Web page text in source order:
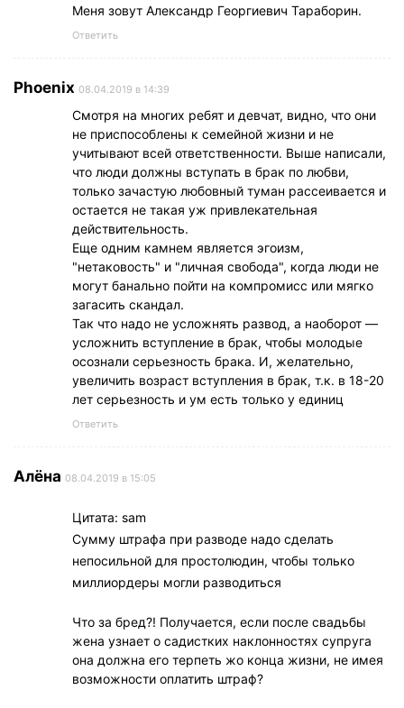
Меня зовут Александр Георгиевич Тараборин.
Ответить
Phoenix 08.04.2019 в 14:39
Смотря на многих ребят и девчат, видно, что они
не приспособлены к семейной жизни и не
учитывают всей ответственности. Выше написали,
что люди должны вступать в брак по любви,
только зачастую любовный туман рассеивается и
остается не такая уж привлекательная
действительность.
Еще одним камнем является эгоизм,
"нетаковость" и "личная свобода", когда люди не
могут банально пойти на компромисс или мягко
загасить скандал.
Так что надо не усложнять развод, а наоборот —
усложнить вступление в брак, чтобы молодые
осознали серьезность брака. И, желательно,
увеличить возраст вступления в брак, т.к. в 18-20
лет серьезность и ум есть только у единиц
Ответить
Алёна 08.04.2019 в 15:05
Цитата: sam
Сумму штрафа при разводе надо сделать
непосильной для простолюдин, чтобы только
миллиордеры могли разводиться
Что за бред?! Получается, если после свадьбы
жена узнает о садистких наклонностях супруга
она должна его терпеть жо конца жизни, не имея
возможности оплатить штраф?